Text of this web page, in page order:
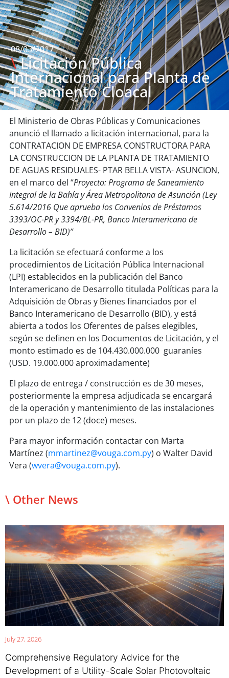
08/03/2017
\Licitación Pública
Internacional para Planta de
Tratamiento Cloacal
El Ministerio de Obras Públicas y Comunicaciones
anunció el llamado a licitación internacional, para la
CONTRATACION DE EMPRESA CONSTRUCTORA PARA
LA CONSTRUCCION DE LA PLANTA DE TRATAMIENTO
DE AGUAS RESIDUALES- PTAR BELLA VISTA- ASUNCION,
en el marco del “Proyecto: Programa de Saneamiento
Integral de la Bahía y Área Metropolitana de Asunción (Ley
5.614/2016 Que aprueba los Convenios de Préstamos
3393/OC-PR y 3394/BL-PR, Banco Interamericano de
Desarrollo – BID)”
La licitación se efectuará conforme a los
procedimientos de Licitación Pública Internacional
(LPI) establecidos en la publicación del Banco
Interamericano de Desarrollo titulada Políticas para la
Adquisición de Obras y Bienes financiados por el
Banco Interamericano de Desarrollo (BID), y está
abierta a todos los Oferentes de países elegibles,
según se definen en los Documentos de Licitación, y el
monto estimado es de 104.430.000.000 guaraníes
(USD. 19.000.000 aproximadamente)
El plazo de entrega / construcción es de 30 meses,
posteriormente la empresa adjudicada se encargará
de la operación y mantenimiento de las instalaciones
por un plazo de 12 (doce) meses.
Para mayor información contactar con Marta
Martínez (mmartinez@vouga.com.py) o Walter David
Vera (wvera@vouga.com.py).
\ Other News
July 27, 2026
Comprehensive Regulatory Advice for the
Development of a Utility-Scale Solar Photovoltaic